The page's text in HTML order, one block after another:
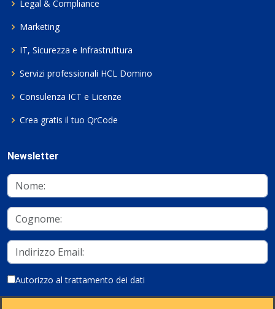
Legal & Compliance
Marketing
IT, Sicurezza e Infrastruttura
Servizi professionali HCL Domino
Consulenza ICT e Licenze
Crea gratis il tuo QrCode
Newsletter
Autorizzo al trattamento dei dati